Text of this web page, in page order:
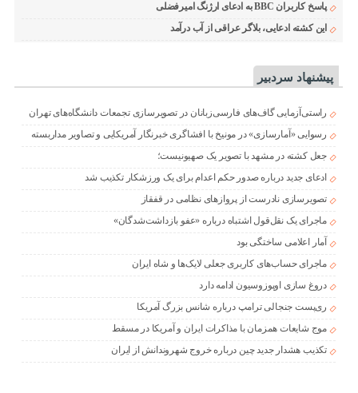
پاسخ کاربران BBC به ادعای ارژنگ امیرفضلی
این کشته ادعایی، بلاگر عراقی از آب درآمد
پیشنهاد سردبیر
راستی‌آزمایی گاف‌های فارسی‌زبانان در تصویرسازی تجمعات دانشگاه‌های تهران
رسوایی «آمارسازی» در مونیخ با افشاگری خبرنگار آمریکایی و تصاویر مداربسته
جعل کشته در مشهد با تصویر یک صهیونیست؛
ادعای جدید درباره صدور حکم اعدام برای یک ورزشکار تکذیب شد
تصویرسازی نادرست از پروازهای نظامی در قفقاز
ماجرای یک نقل‌قول اشتباه درباره «عفو بازداشت‌شدگان»
آمار اعلامی ساختگی بود
ماجرای حساب‌های کاربری جعلی لایک‌ها و شاه ایران
دروغ سازی اوپوزوسیون ادامه دارد
ری‌پست جنجالی ترامپ درباره شانس بزرگ آمریکا
موج شایعات همزمان با مذاکرات ایران و آمریکا در مسقط
تکذیب هشدار جدید چین درباره خروج شهروندانش از ایران